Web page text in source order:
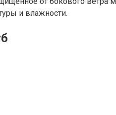
и влажности.